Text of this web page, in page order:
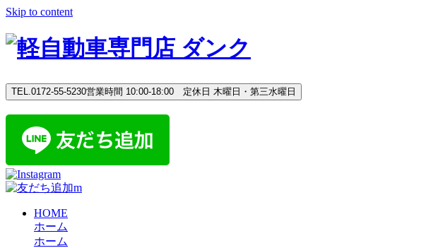
Skip to content
TEL.0172-55-5230営業時間 10:00-18:00 定休日 木曜日・第三水曜日
HOME
ホーム
ホーム